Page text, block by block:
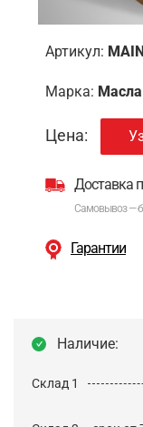
Артикул:
Марка: Масла
Цена:
Доставка
Самовывоз —
Гарантии
Наличие:
Склад 1